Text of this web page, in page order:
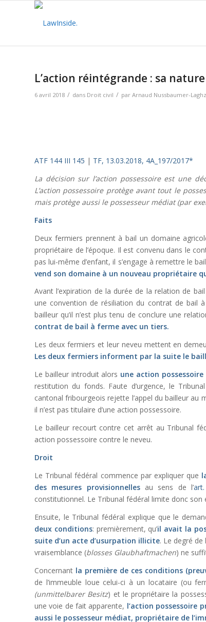
L’action réintégrande : sa
6 avril 2018 / dans Droit civil / par Arnaud Nussbaumer-
ATF 144 III 145 | TF, 13.03.2018, 4A_197/2017*
La décision sur l’action possessoire est une
L’action possessoire protège avant tout le
mais protège aussi le possesseur médiat (par
Faits
Deux fermiers prennent à bail un domaine
propriétaire de l’époque. Il est convenu dans le
pas lui-même d’enfant, il s’engage à remettre le
vend son domaine à un nouveau propriétaire
Avant l’expiration de la durée de la relation de
une convention de résiliation du contrat de bail
bailleur qu’il n’est plus tenu de conclure une
contrat de bail à ferme avec un tiers.
Les deux fermiers et leur neveu mettent en
Les deux fermiers informent par la suite le
Le bailleur introduit alors une action
restitution du fonds. Faute d’urgence, le
cantonal fribourgeois rejette l’appel du bailleur au
il n’est pas titulaire d’une action possessoire.
Le bailleur recourt contre cet arrêt au Tribunal
action possessoire contre le neveu.
Droit
Le Tribunal fédéral commence par expliquer que
des mesures provisionnellesau sens de l’
constitutionnel. Le Tribunal fédéral limite donc son
Ensuite, le Tribunal fédéral explique que le
deux conditions: premièrement, qu’il avait la
suite d’un acte d’usurpation illicite. Le degré de
vraisemblance (blosses Glaubhaftmachen) ne
Concernant la première de ces conditions
de l’immeuble loue celui-ci à un locataire (ou
(unmittelbarer Besitz) et le propriétaire la
une voie de fait apparente, l’action possessoire
aussi le possesseur médiat, propriétaire de